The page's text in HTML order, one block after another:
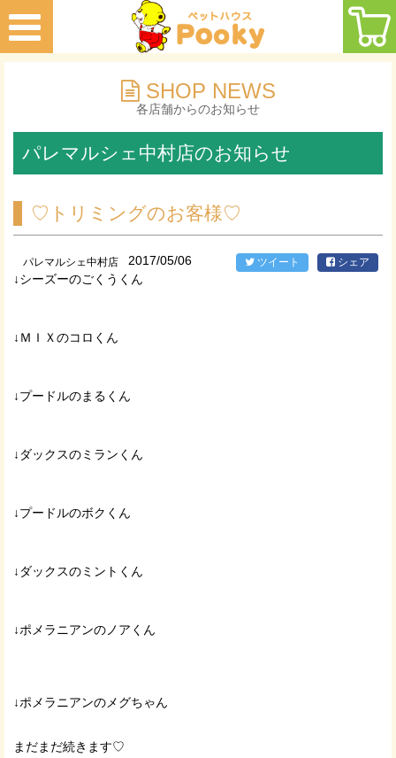
SHOP NEWS
各店舗からのお知らせ
パレマルシェ中村店のお知らせ
♡トリミングのお客様♡
パレマルシェ中村店 2017/05/06 ツイート シェア
↓シーズーのごくうくん
↓ＭＩＸのコロくん
↓プードルのまるくん
↓ダックスのミランくん
↓プードルのボクくん
↓ダックスのミントくん
↓ポメラニアンのノアくん
↓ポメラニアンのメグちゃん
まだまだ続きます♡